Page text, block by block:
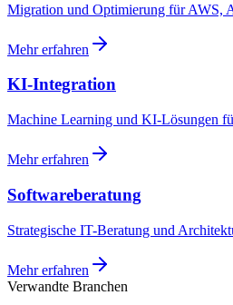
Migration und Optimierung für AWS,
Mehr erfahren
KI-Integration
Machine Learning und KI-Lösungen
Mehr erfahren
Softwareberatung
Strategische IT-Beratung und
Mehr erfahren
Verwandte Branchen